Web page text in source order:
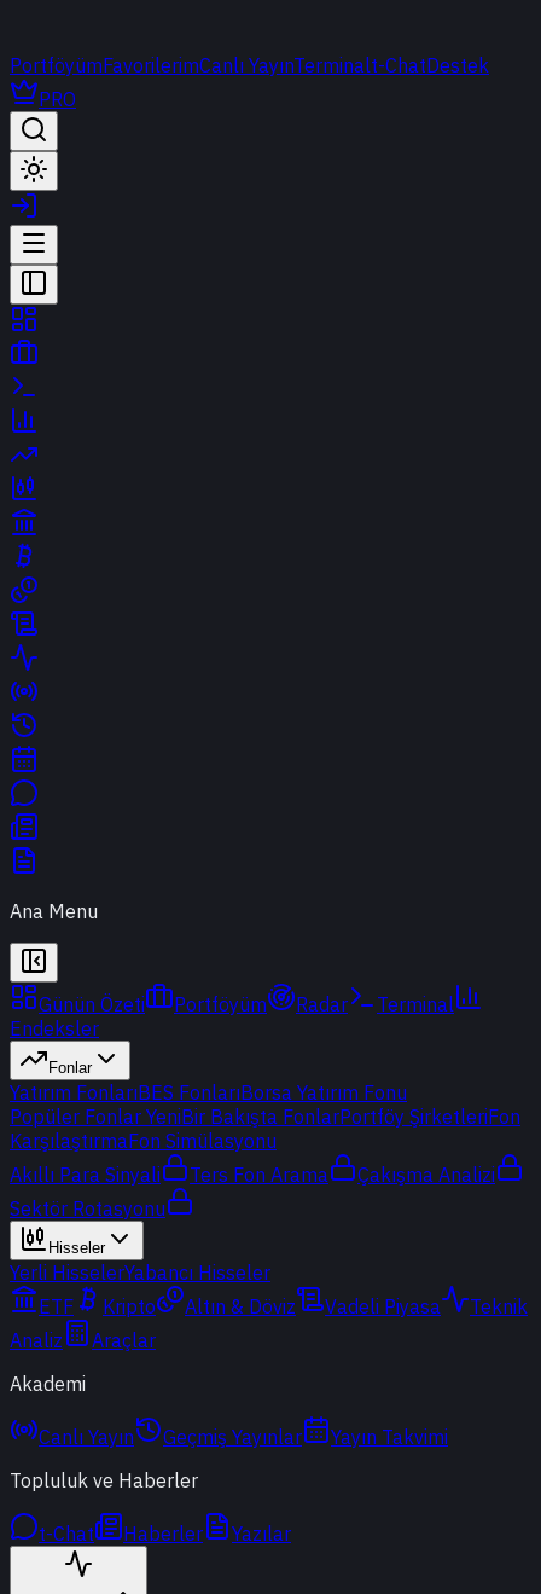
PortföyümFavorilerimCanlı YayınTerminalt-ChatDestek
PRO
Ana Menu
Günün Özeti Portföyüm Radar
Terminal
Endeksler
Fonlar
Yatırım FonlarıBES FonlarıBorsa Yatırım Fonu
Popüler Fonlar YeniBir Bakışta FonlarPortföy ŞirketleriFon
KarşılaştırmaFon Simülasyonu
Akıllı Para Sinyali
Ters Fon Arama
Çakışma Analizi
Sektör Rotasyonu
Hisseler
Yerli HisselerYabancı Hisseler
ETF
Kripto Altın & Döviz Vadeli Piyasa
Teknik
Analiz
Araçlar
Akademi
Canlı Yayın Geçmiş Yayınlar
Yayın Takvimi
Topluluk ve Haberler
t-Chat Haberler Yazılar